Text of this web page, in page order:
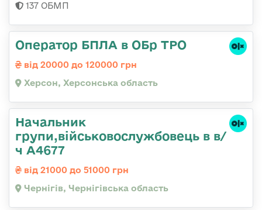
137 ОБМП
Оператор БПЛА в ОБр ТРО
від 20000 до 120000 грн
Херсон, Херсонська область
Начальник
групи,військовослужбовець в в/
ч А4677
від 21000 до 51000 грн
Чернігів, Чернігівська область